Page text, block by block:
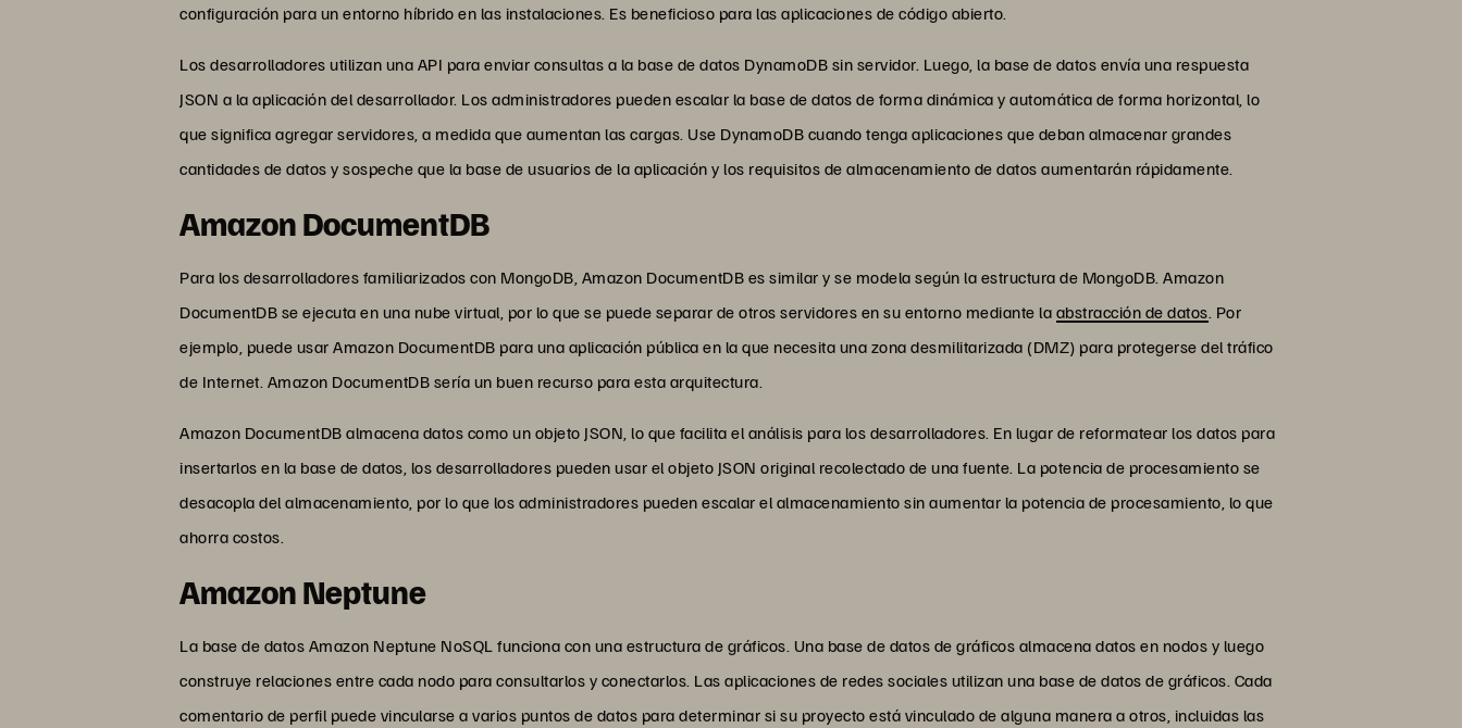
configuración para un entorno híbrido en las instalaciones. Es beneficioso para las aplicaciones de código abierto.
Los desarrolladores utilizan una API para enviar consultas a la base de datos DynamoDB sin servidor. Luego, la base de datos envía una respuesta
JSON a la aplicación del desarrollador. Los administradores pueden escalar la base de datos de forma dinámica y automática de forma horizontal, lo
que significa agregar servidores, a medida que aumentan las cargas. Use DynamoDB cuando tenga aplicaciones que deban almacenar grandes
cantidades de datos y sospeche que la base de usuarios de la aplicación y los requisitos de almacenamiento de datos aumentarán rápidamente.
Amazon DocumentDB
Para los desarrolladores familiarizados con MongoDB, Amazon DocumentDB es similar y se modela según la estructura de MongoDB. Amazon
DocumentDB se ejecuta en una nube virtual, por lo que se puede separar de otros servidores en su entorno mediante la abstracción de datos. Por
ejemplo, puede usar Amazon DocumentDB para una aplicación pública en la que necesita una zona desmilitarizada (DMZ) para protegerse del tráfico
de Internet. Amazon DocumentDB sería un buen recurso para esta arquitectura.
Amazon DocumentDB almacena datos como un objeto JSON, lo que facilita el análisis para los desarrolladores. En lugar de reformatear los datos para
insertarlos en la base de datos, los desarrolladores pueden usar el objeto JSON original recolectado de una fuente. La potencia de procesamiento se
desacopla del almacenamiento, por lo que los administradores pueden escalar el almacenamiento sin aumentar la potencia de procesamiento, lo que
ahorra costos.
Amazon Neptune
La base de datos Amazon Neptune NoSQL funciona con una estructura de gráficos. Una base de datos de gráficos almacena datos en nodos y luego
construye relaciones entre cada nodo para consultarlos y conectarlos. Las aplicaciones de redes sociales utilizan una base de datos de gráficos. Cada
comentario de perfil puede vincularse a varios puntos de datos para determinar si su proyecto está vinculado de alguna manera a otros, incluidas las